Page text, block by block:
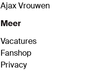
Ajax Vrouwen
Meer
Vacatures
Fanshop
Privacy